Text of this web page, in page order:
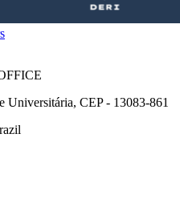
Universitária, CEP - 13083-861